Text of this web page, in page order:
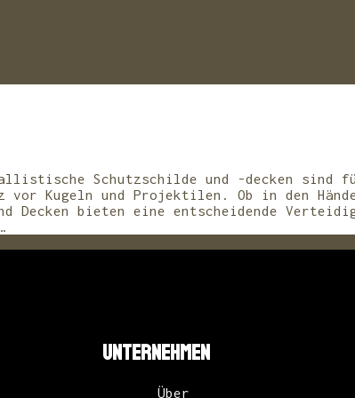
Ballistische Schutzschilde und -decken
Kugeln und Projektilen. Ob in den
bieten eine entscheidende
UNTERNEHMEN
Über